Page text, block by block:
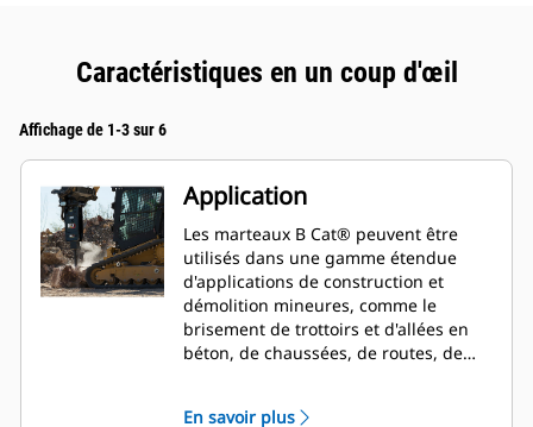
Caractéristiques en un coup d'œil
Affichage de 1-3 sur 6
Application
Les marteaux B Cat® peuvent être
utilisés dans une gamme étendue
d'applications de construction et
démolition mineures, comme le
brisement de trottoirs et d'allées en
béton, de chaussées, de routes, de
En savoir plus